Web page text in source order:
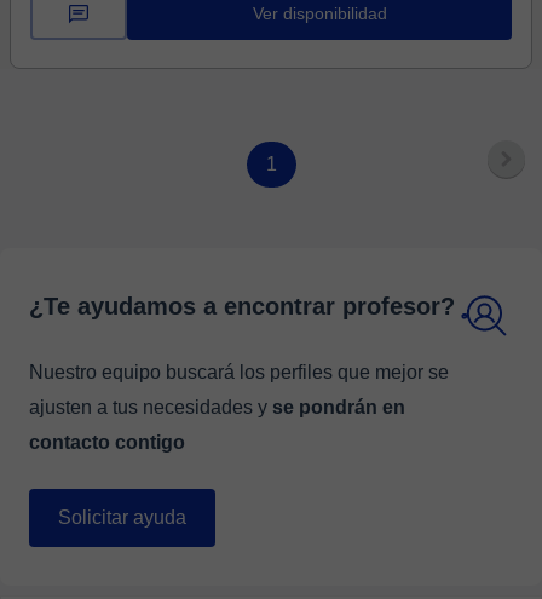
Ver disponibilidad
1
¿Te ayudamos a encontrar profesor?
Nuestro equipo buscará los perfiles que mejor se
ajusten a tus necesidades y se pondrán en
contacto contigo
Solicitar ayuda